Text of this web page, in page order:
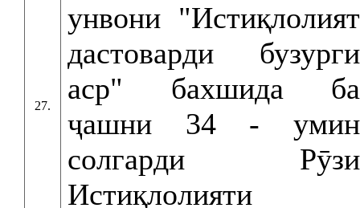
27.
унвони "Истиқлолият
дастоварди бузурги
аср" бахшида ба
ҷашни 34 - умин
солгарди Рӯзи
Истиқлолияти